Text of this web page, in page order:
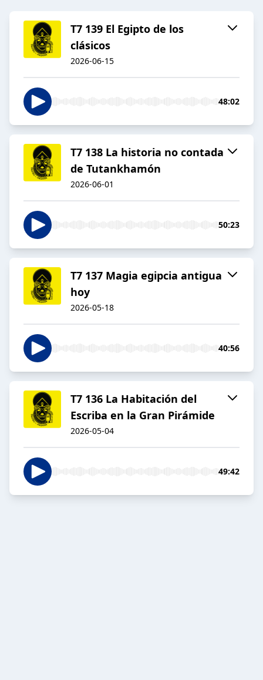
T7 139 El Egipto de los
clásicos
2026-06-15
48:02
T7 138 La historia no contada
de Tutankhamón
2026-06-01
50:23
T7 137 Magia egipcia antigua
hoy
2026-05-18
40:56
T7 136 La Habitación del
Escriba en la Gran Pirámide
2026-05-04
49:42